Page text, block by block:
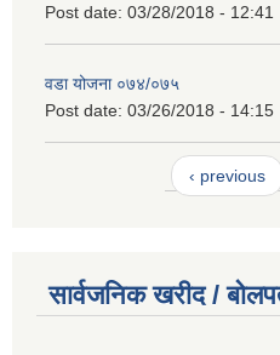
Post date: 03/28/2018 - 12:41
वडा योजना ०७४/०७५
Post date: 03/26/2018 - 14:15
‹ previous
सार्वजनिक खरीद /